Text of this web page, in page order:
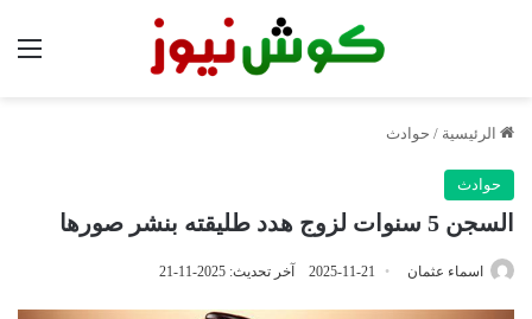
الرئيسية / حوادث
حوادث
السجن 5 سنوات لزوج هدد طليقته بنشر صورها
اسماء عثمان 2025-11-21 آخر تحديث: 2025-11-21